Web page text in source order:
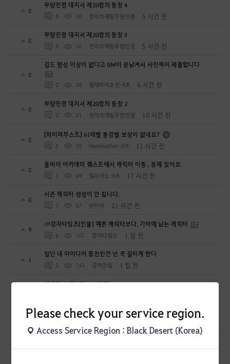
Please check your service region.
Access Service Region : Black Desert (Korea)
0
무량진경 대지서 제20경의 등장 4
0 18 천지의재림무량진경 5 시간 전
0
무량진경 대지서 제20경의 등장 3
0 16 천지의재림무량진경 5 시간 전
0
길드 명성 이상이 없다고 GM이 글남겨서 사진찍어 제출합니다
2 36 절세미녀초선-KR 6 시간 전
0
무량진경 대지서 제20경의 등장 2
0 31 천지의재림무량진경 10 시간 전
0
[하이퍼부스트] 61레벨 동검별 보상이 없네요?
3 70 Hemination-KR 11 시간 전
0
올비아 아카데미 퀘스트에서 캐릭터 이동.. 문제 있어요.
1 69 일리아노-KR 17 시간 전
0
시즌 캐릭터 생성이 안 됩니다.
1 87 란미녀 21 시간 전
9
🥔감자타임즈[인물] 예쁜 캐릭터보다, 기억에 남는 캐릭터
6 107 감자타임즈 1 일 전
1
일단 내 아이디어 훔친인간 넌 꼭 잘리게 한다
2 141 공짜안됨 1 일 전
심심해서 해보려는 뉴빈데
1
열받아서 변호사한테 전화했더니...
1 일 전
1